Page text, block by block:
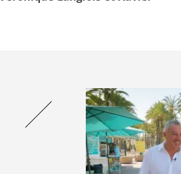
qui préserverait ce qu’ils aimaient et
leur manque cruellement
dans des lieux créateurs de lien et
ou la lutte pour un créneau
des repères, des alliés affectifs qui